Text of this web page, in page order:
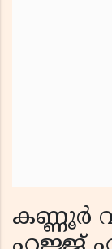
കണ്ണൂർ